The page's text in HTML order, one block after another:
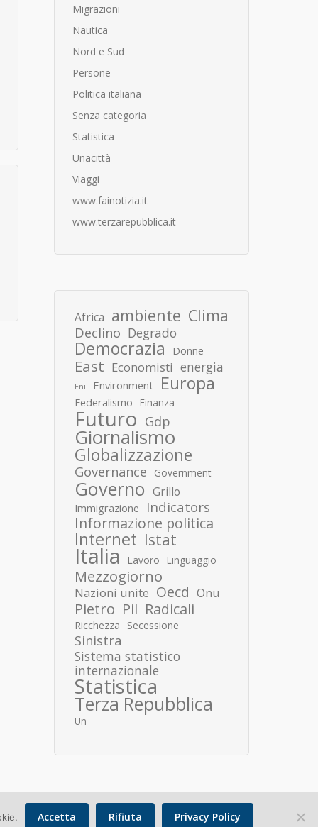
Migrazioni
Nautica
Nord e Sud
Persone
Politica italiana
Senza categoria
Statistica
Unacittà
Viaggi
www.fainotizia.it
www.terzarepubblica.it
Africa ambiente Clima
Declino Degrado
Democrazia Donne
East Economisti energia
Eni Environment Europa
Federalismo Finanza
Futuro Gdp
Giornalismo
Globalizzazione
Governance Government
Governo Grillo
Immigrazione Indicators
Informazione politica
Internet Istat
Italia Lavoro Linguaggio
Mezzogiorno
Nazioni unite Oecd Onu
Pietro Pil Radicali
Ricchezza Secessione
Sinistra
Sistema statistico
internazionale
Statistica
Terza Repubblica
Un
Copyright © 2026 Donato Speroni |Privacy Policy
Accetta Rifiuta Privacy Policy